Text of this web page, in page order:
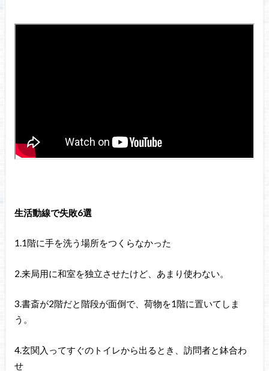
生活動線で失敗6選
1.1階に手を洗う場所をつくらなかった
2.来局用に和室を独立させたけど、あまり使わない。
3.書斎が2階だと階段が面倒で、荷物を1階に置いてしま
う。
4.玄関入ってすぐのトイレから出るとき、訪問者と鉢合わ
せ